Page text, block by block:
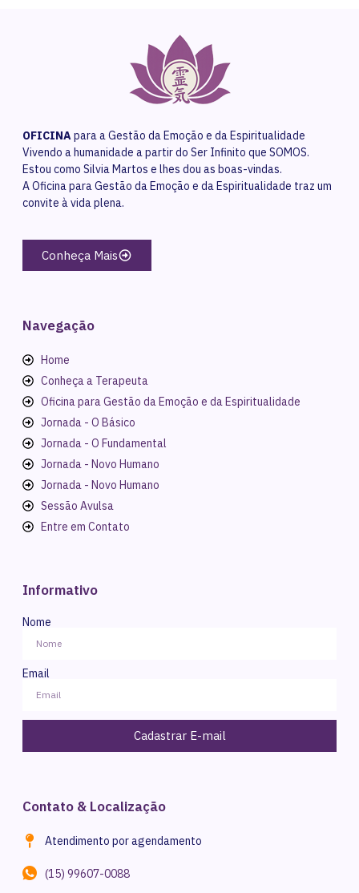
OFICINApara a Gestão da Emoção e da Espiritualidade
Vivendo a humanidade a partir do Ser Infinito que SOMOS.
Estou como Silvia Martos e lhes dou as boas-vindas.
A Oficina para Gestão da Emoção e da Espiritualidade traz um
convite à vida plena.
Conheça Mais
Navegação
Home
Conheça a Terapeuta
Oficina para Gestão da Emoção e da Espiritualidade
Jornada - O Básico
Jornada - O Fundamental
Jornada - Novo Humano
Jornada - Novo Humano
Sessão Avulsa
Entre em Contato
Informativo
Nome
Email
Cadastrar E-mail
Contato & Localização
Atendimento por agendamento
(15) 99607-0088